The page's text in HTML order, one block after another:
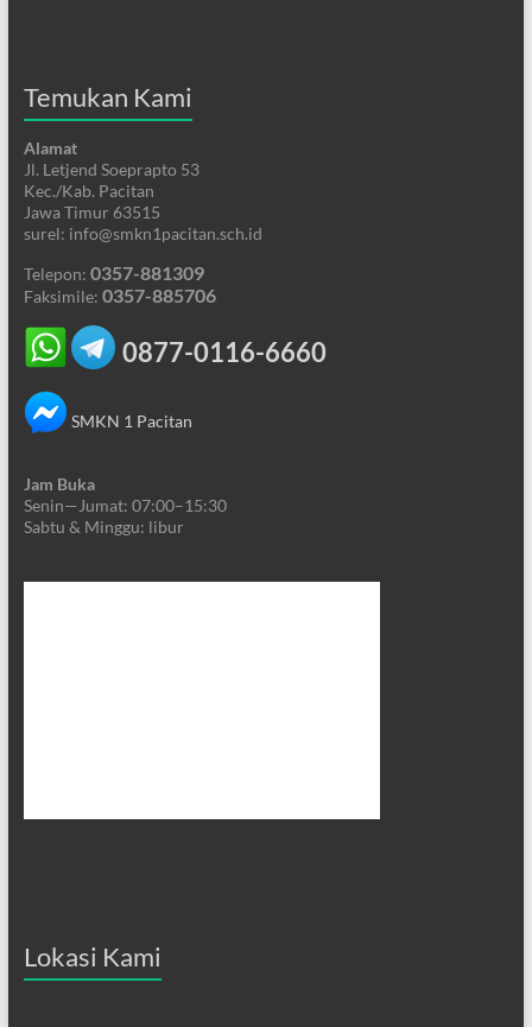
Temukan Kami
Alamat
Jl. Letjend Soeprapto 53
Kec./Kab. Pacitan
Jawa Timur 63515
surel: info@smkn1pacitan.sch.id
Telepon: 0357-881309
Faksimile: 0357-885706
0877-0116-6660
SMKN 1 Pacitan
Jam Buka
Senin—Jumat: 07:00–15:30
Sabtu & Minggu: libur
Lokasi Kami